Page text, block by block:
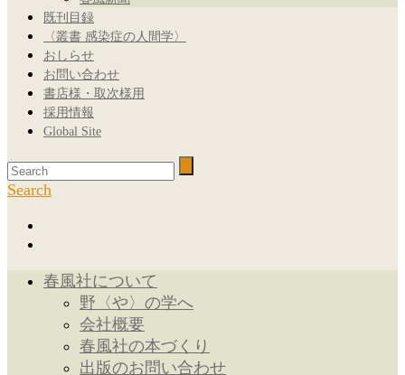
既刊目録
〈叢書 感染症の人間学〉
おしらせ
お問い合わせ
書店様・取次様用
採用情報
Global Site
Search
春風社について
野〈や〉の学へ
会社概要
春風社の本づくり
出版のお問い合わせ